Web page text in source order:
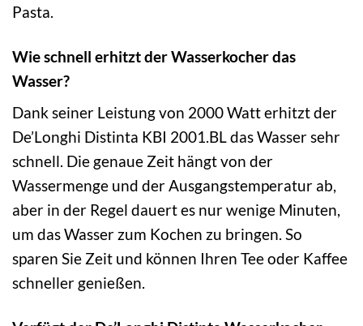
Pasta.
Wie schnell erhitzt der Wasserkocher das
Wasser?
Dank seiner Leistung von 2000 Watt erhitzt der
De’Longhi Distinta KBI 2001.BL das Wasser sehr
schnell. Die genaue Zeit hängt von der
Wassermenge und der Ausgangstemperatur ab,
aber in der Regel dauert es nur wenige Minuten,
um das Wasser zum Kochen zu bringen. So
sparen Sie Zeit und können Ihren Tee oder Kaffee
schneller genießen.